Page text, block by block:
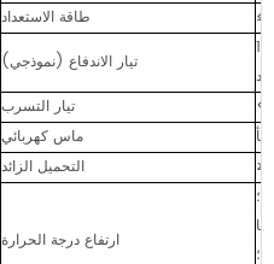
طاقة الاستعداد
تيار الاندفاع (نموذجي)
33.6 أمبير، 50%، 864 ميكروثانية عند 277
تيار التسرب
ماس كهربائي
التحميل الزائد
ارتفاع درجة الحرارة